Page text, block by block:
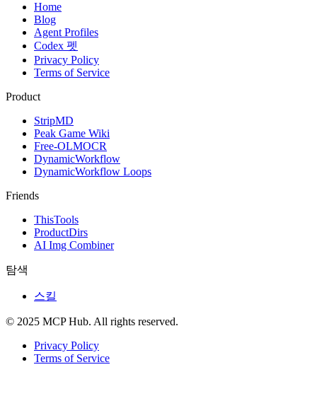
Home
Blog
Agent Profiles
Codex 펫
Privacy Policy
Terms of Service
Product
StripMD
Peak Game Wiki
Free-OLMOCR
DynamicWorkflow
DynamicWorkflow Loops
Friends
ThisTools
ProductDirs
AI Img Combiner
탐색
스킬
© 2025 MCP Hub. All rights reserved.
Privacy Policy
Terms of Service